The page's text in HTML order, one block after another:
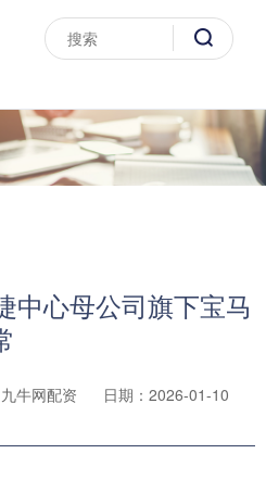
中心母公司旗下宝马
牛网配资
日期：2026-01-10